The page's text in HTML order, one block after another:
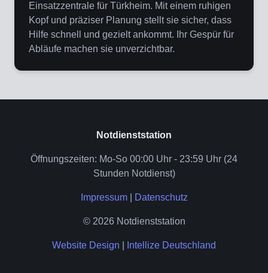
Einsatzzentrale für Türkheim. Mit einem ruhigen
Kopf und präziser Planung stellt sie sicher, dass
Hilfe schnell und gezielt ankommt. Ihr Gespür für
Abläufe machen sie unverzichtbar.
Notdienststation
Öffnungszeiten: Mo-So 00:00 Uhr - 23:59 Uhr (24
Stunden Notdienst)
Impressum| Datenschutz
© 2026 Notdienststation
Website Design Intellize Deutschland